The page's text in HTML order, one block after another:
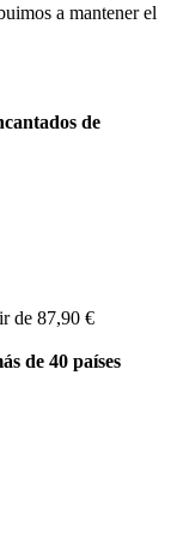
a mantener el
de
de 87,90 €
de 40 países